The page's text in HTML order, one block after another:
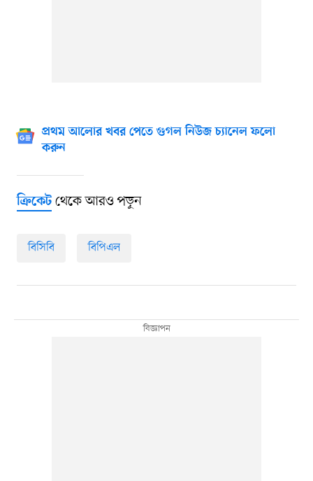
প্রথম আলোর খবর পেতে গুগল নিউজ চ্যানেল ফলো
করুন
ক্রিকেটথেকে আরও পড়ুন
বিসিবি বিপিএল